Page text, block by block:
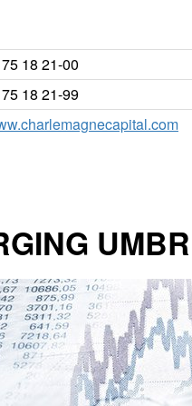
18 21-00
18 21-99